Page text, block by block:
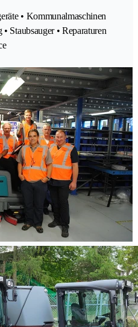
• Kommunalmaschinen
Staubsauger • Reparaturen